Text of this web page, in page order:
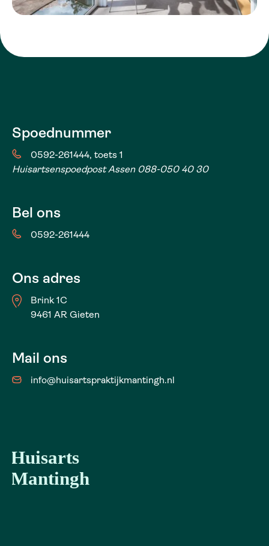
Spoednummer
0592-261444, toets 1
Huisartsenspoedpost Assen 088-050 40 30
Bel ons
0592-261444
Ons adres
Brink 1C
9461 AR Gieten
Mail ons
info@huisartspraktijkmantingh.nl